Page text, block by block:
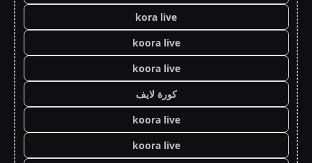
kora live
koora live
koora live
كورة لايف
koora live
koora live